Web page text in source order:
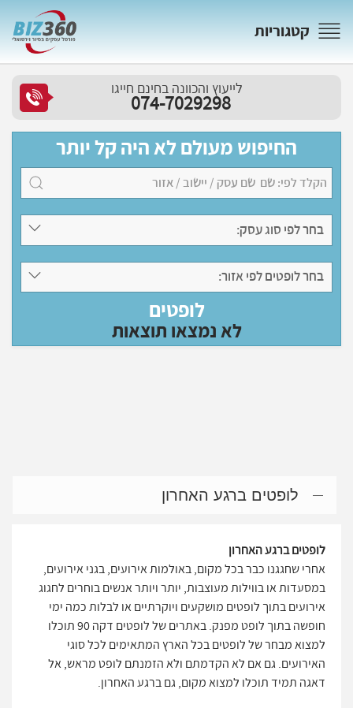
קטגוריות
לייעוץ והכוונה בחינם חייגו
074-7029298
החיפוש מעולם לא היה קל יותר
בחר לפי סוג עסק:
בחר לופטים לפי אזור:
לופטים
לא נמצאו תוצאות
לופטים ברגע האחרון
לופטים ברגע האחרון
אחרי שחגגנו כבר בכל מקום, באולמות אירועים, בגני אירועים,
במסעדות או בווילות מעוצבות, יותר ויותר אנשים בוחרים לחגוג
אירועים בתוך לופטים מושקעים ויוקרתיים או לבלות כמה ימי
חופשה בתוך לופט מפנק. באתרים של לופטים דקה 90 תוכלו
למצוא מבחר של לופטים בכל הארץ המתאימים לכל סוגי
האירועים. גם אם לא הקדמתם ולא הזמנתם לופט מראש, אל
דאגה תמיד תוכלו למצוא מקום, גם ברגע האחרון.